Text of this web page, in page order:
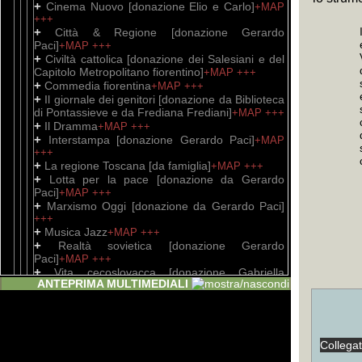
+ Cinema Nuovo [donazione Elio e Carlo]+MAP
+++
+Città & Regione [donazione Gerardo
Paci]+MAP +++
+Civiltà cattolica [donazione dei Salesiani e del
Capitolo Metropolitano fiorentino]+MAP +++
+ Commedia fiorentina+MAP +++
+ Il giornale dei genitori [donazione da Biblioteca
di Pontassieve e da Frediana Frediani]+MAP +++
+ Il Dramma+MAP +++
+ Interstampa [donazione Gerardo Paci]+MAP
+++
+ La regione Toscana [da famiglia]+MAP +++
+
Lotta per la pace [donazione da Gerardo
Paci]+MAP +++
+ Marxismo Oggi [donazione da Gerardo Paci]
+++
+ Musica Jazz+MAP +++
+
Realtà sovietica [donazione Gerardo
Paci]+MAP +++
+Vita cecoslovacca [donazione Gabriella
Messeri]]+MAP+++
ANTEPRIMA MULTIMEDIALI